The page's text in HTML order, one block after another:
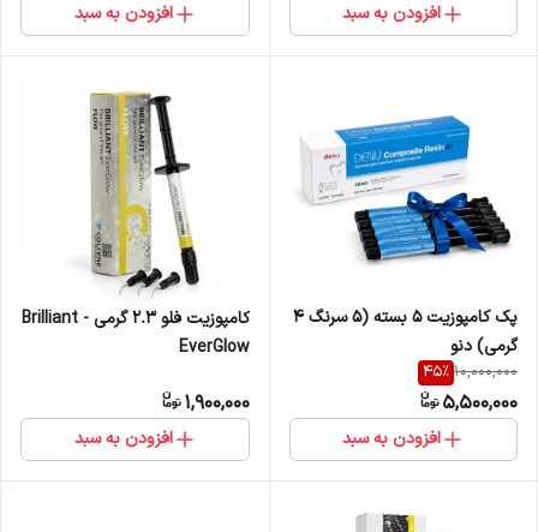
افزودن به سبد افزودن به سبد
پک کامپوزیت 5 بسته (5 سرنگ 4
گرمی) دنو
10,000,000
45%
5,500,000
افزودن به سبد
کامپوزیت فلو 2.3 گرمی - Brilliant
EverGlow
1,900,000
افزودن به سبد